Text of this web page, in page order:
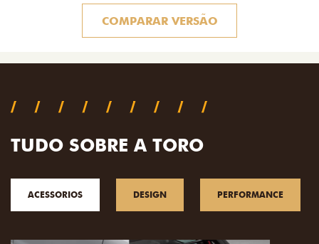
COMPARAR VERSÃO
TUDO SOBRE A TORO
ACESSORIOS DESIGN PERFORMANCE